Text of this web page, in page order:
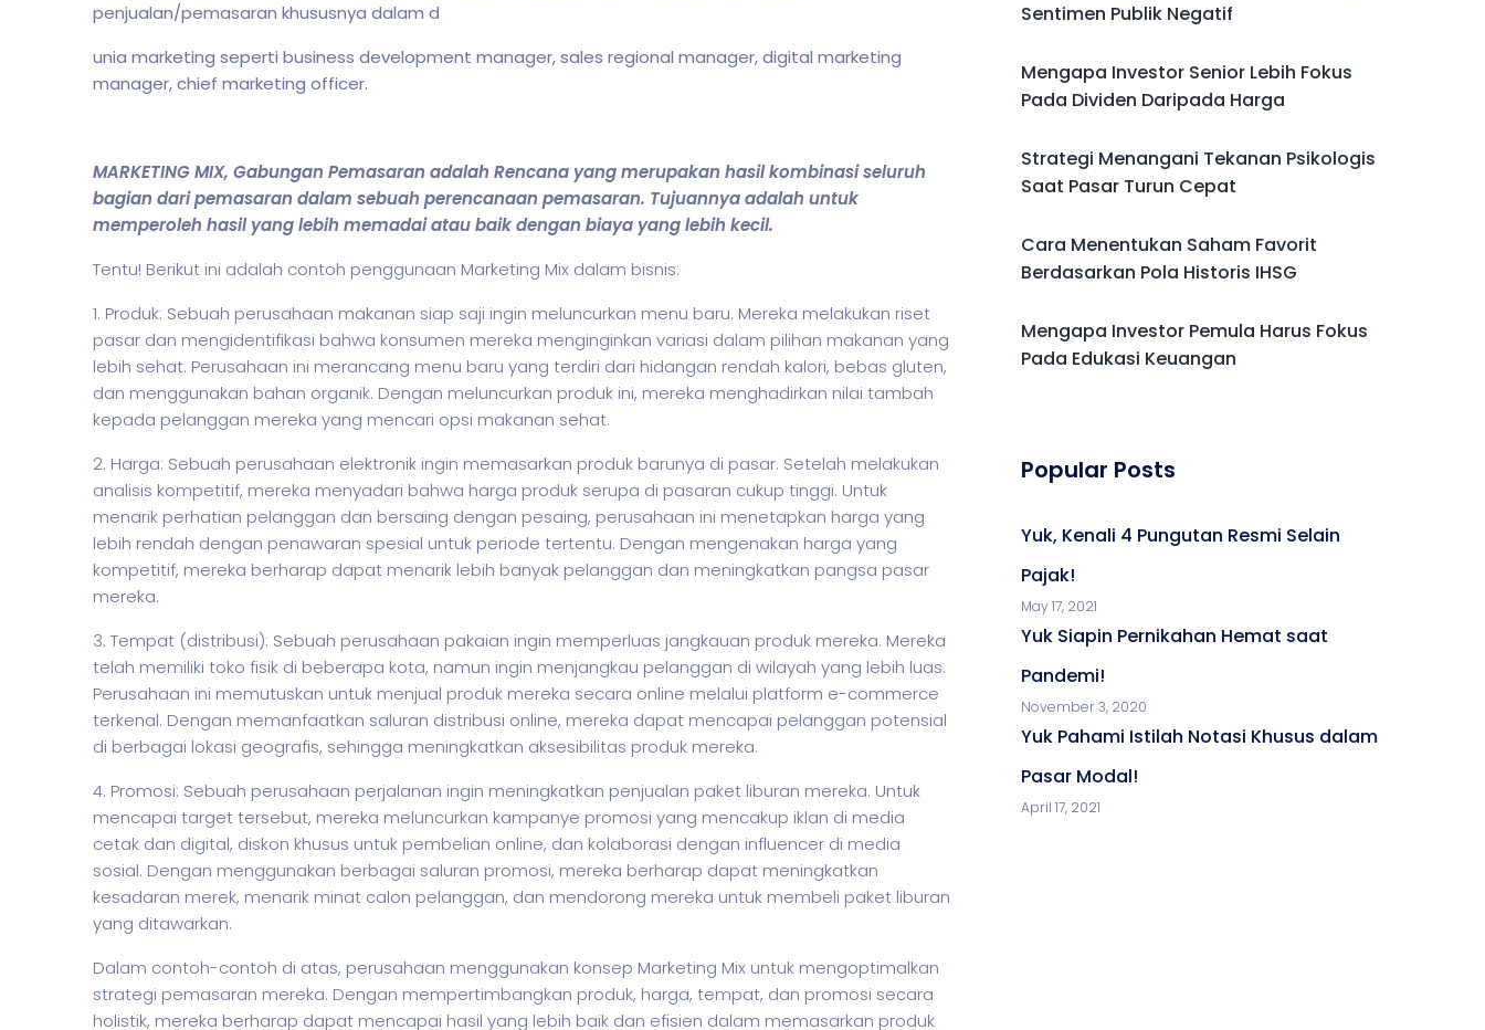
penjualan/pemasaran khususnya dalam d
unia marketing seperti business development manager, sales regional manager, digital marketing
manager, chief marketing officer.
MARKETING MIX, Gabungan Pemasaran adalah Rencana yang merupakan hasil kombinasi seluruh
bagian dari pemasaran dalam sebuah perencanaan pemasaran. Tujuannya adalah untuk
memperoleh hasil yang lebih memadai atau baik dengan biaya yang lebih kecil.
Tentu! Berikut ini adalah contoh penggunaan Marketing Mix dalam bisnis:
1. Produk: Sebuah perusahaan makanan siap saji ingin meluncurkan menu baru. Mereka melakukan riset
pasar dan mengidentifikasi bahwa konsumen mereka menginginkan variasi dalam pilihan makanan yang
lebih sehat. Perusahaan ini merancang menu baru yang terdiri dari hidangan rendah kalori, bebas gluten,
dan menggunakan bahan organik. Dengan meluncurkan produk ini, mereka menghadirkan nilai tambah
kepada pelanggan mereka yang mencari opsi makanan sehat.
2. Harga: Sebuah perusahaan elektronik ingin memasarkan produk barunya di pasar. Setelah melakukan
analisis kompetitif, mereka menyadari bahwa harga produk serupa di pasaran cukup tinggi. Untuk
menarik perhatian pelanggan dan bersaing dengan pesaing, perusahaan ini menetapkan harga yang
lebih rendah dengan penawaran spesial untuk periode tertentu. Dengan mengenakan harga yang
kompetitif, mereka berharap dapat menarik lebih banyak pelanggan dan meningkatkan pangsa pasar
mereka.
3. Tempat (distribusi): Sebuah perusahaan pakaian ingin memperluas jangkauan produk mereka. Mereka
telah memiliki toko fisik di beberapa kota, namun ingin menjangkau pelanggan di wilayah yang lebih luas.
Perusahaan ini memutuskan untuk menjual produk mereka secara online melalui platform e-commerce
terkenal. Dengan memanfaatkan saluran distribusi online, mereka dapat mencapai pelanggan potensial
di berbagai lokasi geografis, sehingga meningkatkan aksesibilitas produk mereka.
4. Promosi: Sebuah perusahaan perjalanan ingin meningkatkan penjualan paket liburan mereka. Untuk
mencapai target tersebut, mereka meluncurkan kampanye promosi yang mencakup iklan di media
cetak dan digital, diskon khusus untuk pembelian online, dan kolaborasi dengan influencer di media
sosial. Dengan menggunakan berbagai saluran promosi, mereka berharap dapat meningkatkan
kesadaran merek, menarik minat calon pelanggan, dan mendorong mereka untuk membeli paket liburan
yang ditawarkan.
Dalam contoh-contoh di atas, perusahaan menggunakan konsep Marketing Mix untuk mengoptimalkan
strategi pemasaran mereka. Dengan mempertimbangkan produk, harga, tempat, dan promosi secara
holistik, mereka berharap dapat mencapai hasil yang lebih baik dan efisien dalam memasarkan produk
Sentimen Publik Negatif
Mengapa Investor Senior Lebih Fokus
Pada Dividen Daripada Harga
Strategi Menangani Tekanan Psikologis
Saat Pasar Turun Cepat
Cara Menentukan Saham Favorit
Berdasarkan Pola Historis IHSG
Mengapa Investor Pemula Harus Fokus
Pada Edukasi Keuangan
Popular Posts
Yuk, Kenali 4 Pungutan Resmi Selain
Pajak!
May 17, 2021
Yuk Siapin Pernikahan Hemat saat
Pandemi!
November 3, 2020
Yuk Pahami Istilah Notasi Khusus dalam
Pasar Modal!
April 17, 2021